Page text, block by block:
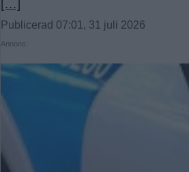
[…]
Publicerad 07:01, 31 juli 2026
Annons: